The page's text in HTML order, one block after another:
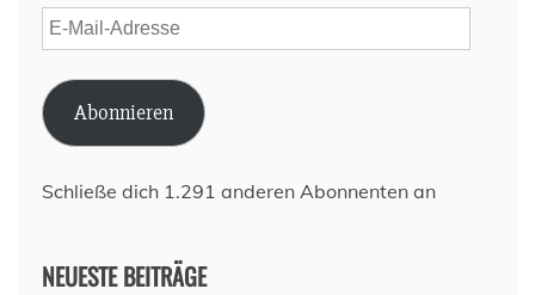
E-
Mail-
Adresse
Abonnieren
Schließe dich 1.291 anderen Abonnenten an
NEUESTE BEITRÄGE